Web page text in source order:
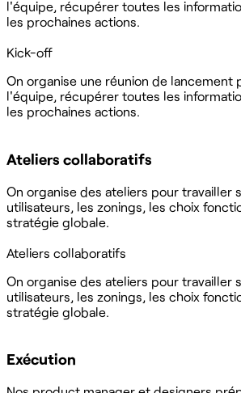
l'équipe, récupérer toutes les
les prochaines actions.
Kick-off
On organise une réunion de lancement
l'équipe, récupérer toutes les
les prochaines actions.
Ateliers collaboratifs
On organise des ateliers pour travailler
utilisateurs, les zonings, les choix
stratégie globale.
Ateliers collaboratifs
On organise des ateliers pour travailler
utilisateurs, les zonings, les choix
stratégie globale.
Exécution